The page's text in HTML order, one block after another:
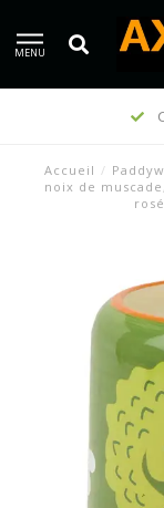
MENU
Accueil /
noix de